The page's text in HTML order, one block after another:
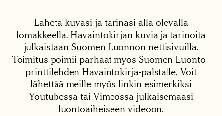
Lähetä kuvasi ja tarinasi alla olevalla
lomakkeella. Havaintokirjan kuvia ja tarinoita
julkaistaan Suomen Luonnon nettisivuilla.
Toimitus poimii parhaat myös Suomen Luonto -
printtilehden Havaintokirja-palstalle. Voit
lähettää meille myös linkin esimerkiksi
Youtubessa tai Vimeossa julkaisemaasi
luontoaiheiseen videoon.